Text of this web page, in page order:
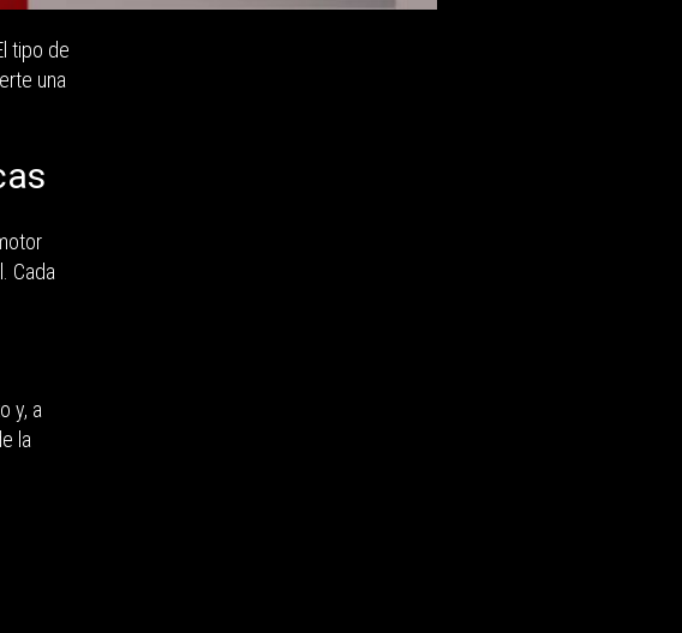
tipo de
una
Cada
y, a
la